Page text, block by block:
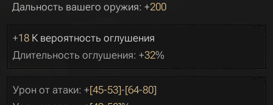
Дальность вашего оружия: +200
+18 К вероятность оглушения
Длительность оглушения: +32%
Урон от атаки: +[45-53]-[64-80]